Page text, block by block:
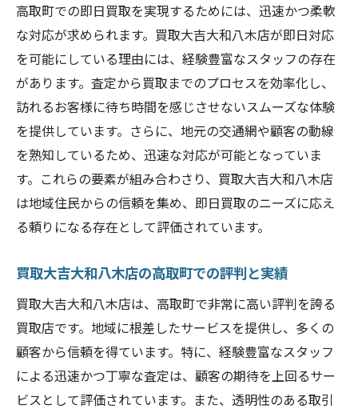
高取町での即日買取を実現するためには、迅速かつ柔軟
な対応が求められます。買取大吉大和八木店が即日対応
を可能にしている理由には、経験豊富なスタッフの存在
があります。査定から買取までのプロセスを効率化し、
訪れるお客様に待ち時間を感じさせないスムーズな体験
を提供しています。さらに、地元の交通網や顧客の動線
を熟知しているため、迅速な対応が可能となっていま
す。これらの要素が組み合わさり、買取大吉大和八木店
は地域住民からの信頼を集め、即日買取のニーズに応え
る頼りになる存在として評価されています。
買取大吉大和八木店の高取町での評判と実績
買取大吉大和八木店は、高取町で非常に高い評判を誇る
買取店です。地域に根差したサービスを提供し、多くの
顧客から信頼を得ています。特に、経験豊富なスタッフ
による迅速かつ丁寧な査定は、顧客の期待を上回るサー
ビスとして評価されています。また、透明性のある取引